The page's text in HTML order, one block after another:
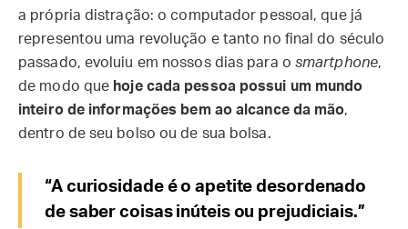
a própria distração: o computador pessoal, que já
representou uma revolução e tanto no final do século
passado, evoluiu em nossos dias para o smartphone,
de modo que hoje cada pessoa possui um mundo
inteiro de informações bem ao alcance da mão,
dentro de seu bolso ou de sua bolsa.
“A curiosidade é o apetite desordenado
de saber coisas inúteis ou prejudiciais.”